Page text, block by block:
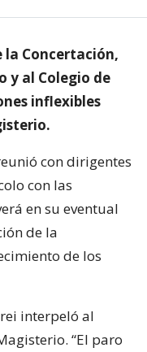
la Concertación,
y al Colegio de
inflexibles
con dirigentes
con las
en su eventual
de la
de los
interpeló al
“El paro